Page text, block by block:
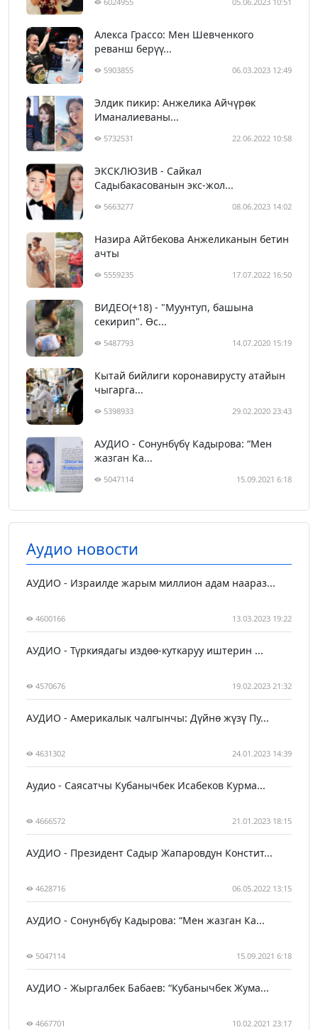
Алекса Грассо: Мен Шевченкого
реванш берүү...
5903855 06.03.2023 12:49
Элдик пикир: Анжелика Айчүрөк
Иманалиеваны...
5732531 22.06.2022 10:58
ЭКСКЛЮЗИВ - Сайкал
Садыбакасованын экс-жол...
5663277 08.06.2023 14:02
Назира Айтбекова Анжеликанын бетин
ачты
5559235 17.07.2022 16:50
ВИДЕО(+18) - "Муунтуп, башына
секирип". Өс...
5487793 14.07.2020 15:19
Кытай бийлиги коронавирусту атайын
чыгарга...
5398933 29.02.2020 23:43
АУДИО - Сонунбүбү Кадырова: “Мен
жазган Ка...
5047114 15.09.2021 6:18
Аудио новости
АУДИО - Израилде жарым миллион адам наараз...
4600166 13.03.2023 19:22
АУДИО - Түркиядагы издөө-куткаруу иштерин ...
4570676 19.02.2023 21:32
АУДИО - Америкалык чалгынчы: Дүйнө жүзү Пу...
4631302 24.01.2023 14:39
Аудио - Саясатчы Кубанычбек Исабеков Курма...
4666572 21.01.2023 18:15
АУДИО - Президент Садыр Жапаровдун Констит...
4628716 06.05.2022 13:15
АУДИО - Сонунбүбү Кадырова: “Мен жазган Ка...
5047114 15.09.2021 6:18
АУДИО - Жыргалбек Бабаев: “Кубанычбек Жума...
4667701 10.02.2021 23:17